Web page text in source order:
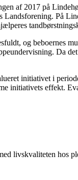
af 2017 på
Landsforening. På
og beboernes
Da
initiativet i
initiativets effekt.
livskvaliteten hos